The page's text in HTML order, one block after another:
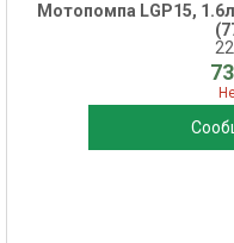
Мотопомпа LGP15,